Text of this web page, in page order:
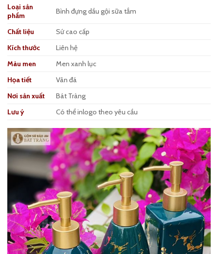
Loại sản
phẩm
Bình đựng dầu gội sữa tắm
Chất liệu
Sứ cao cấp
Kích thước
Liên hệ
Màu men
Men xanh lục
Họa tiết
Vân đá
Nơi sản xuất
Bát Tràng
Lưu ý
Có thể inlogo theo yêu cầu